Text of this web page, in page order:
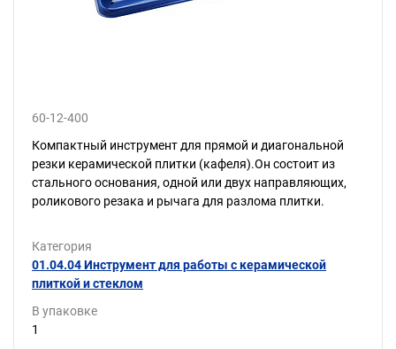
60-12-400
Компактный инструмент для прямой и диагональной
резки керамической плитки (кафеля).Он состоит из
стального основания, одной или двух направляющих,
роликового резака и рычага для разлома плитки.
Категория
01.04.04 Инструмент для работы с керамической
плиткой и стеклом
В упаковке
1